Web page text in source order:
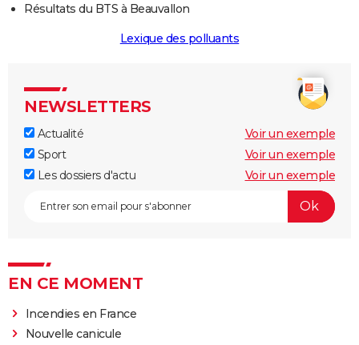
Résultats du BTS à Beauvallon
Lexique des polluants
NEWSLETTERS
Actualité
Voir un exemple
Sport
Voir un exemple
Les dossiers d'actu
Voir un exemple
EN CE MOMENT
Incendies en France
Nouvelle canicule